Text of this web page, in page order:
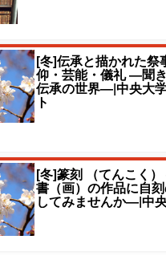
[冬]伝承と描かれた祭
仰・芸能・儀礼 ―聞
伝承の世界―|中央大
ト
[冬]篆刻 （てんこく
書（画）の作品に自
してみませんか―|中